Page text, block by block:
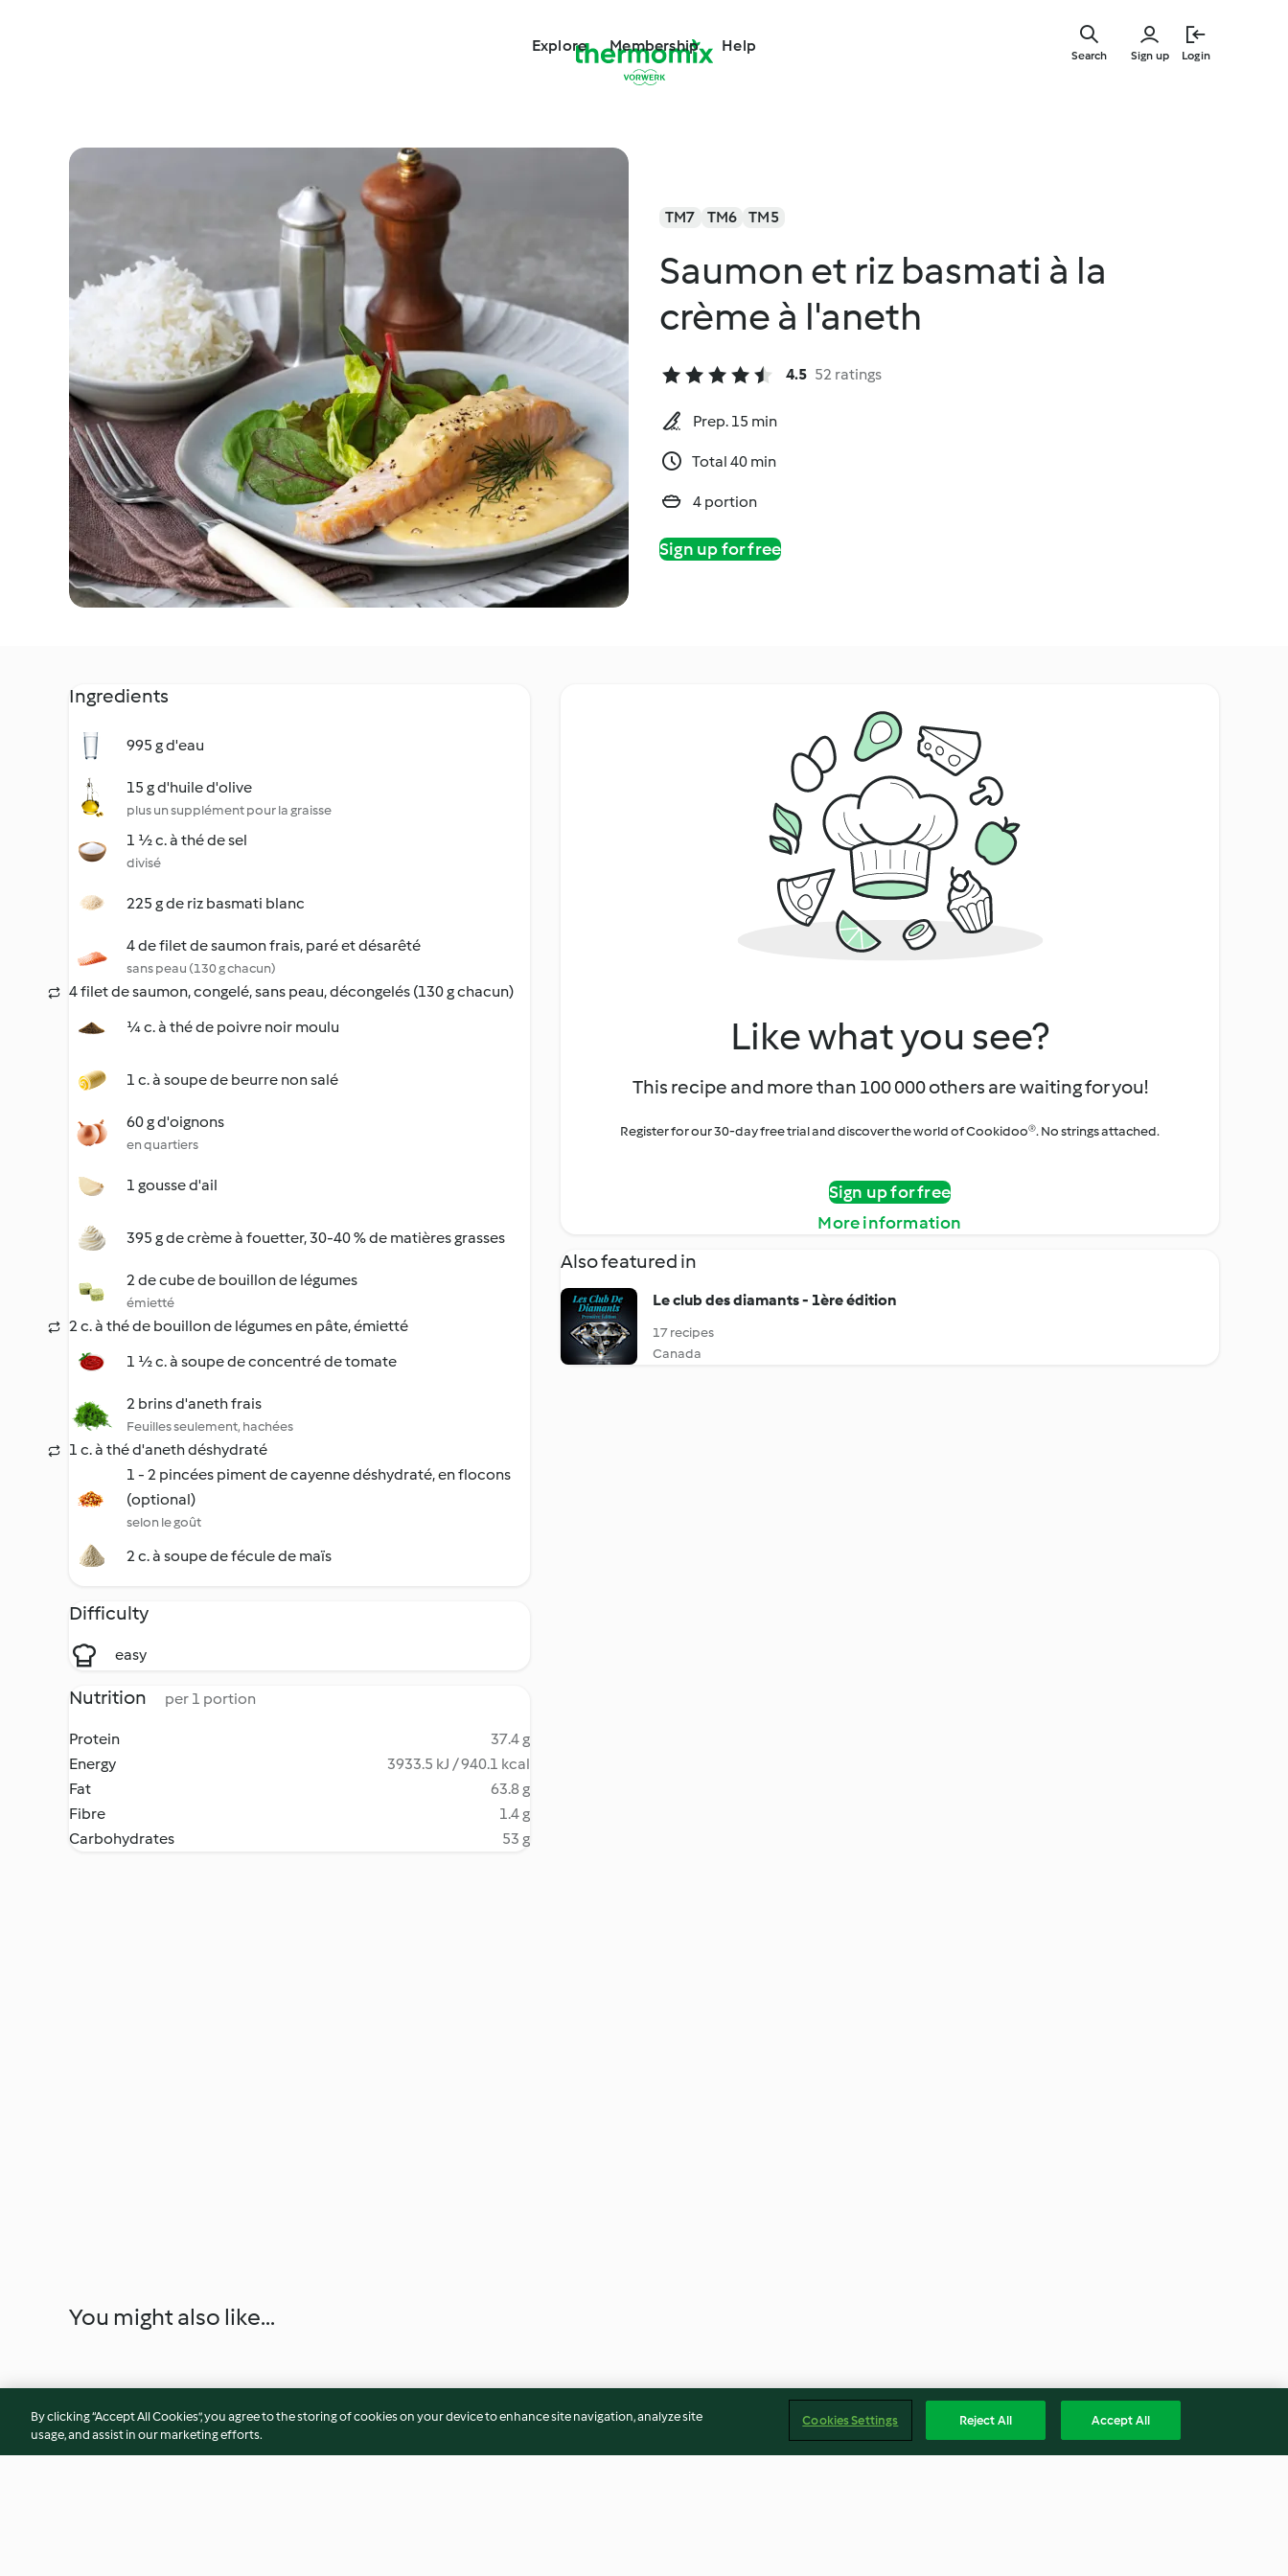
Explore Membership Help
Sign up Login
Search
TM7 TM6 TM5
Saumon et riz basmati à la
crème à l'aneth
4.5 52 ratings
Prep. 15 min
Total 40 min
4 portion
Sign up for free
Ingredients
995 g d'eau
15 g d'huile d'olive
plus un supplément pour la graisse
1 ½ c. à thé de sel
divisé
225 g de riz basmati blanc
4 de filet de saumon frais, paré et désarêté
sans peau (130 g chacun)
4 filet de saumon, congelé, sans peau, décongelés (130 g chacun)
¼ c. à thé de poivre noir moulu
1 c. à soupe de beurre non salé
60 g d'oignons
en quartiers
1 gousse d'ail
395 g de crème à fouetter, 30-40 % de matières grasses
2 de cube de bouillon de légumes
émietté
2 c. à thé de bouillon de légumes en pâte, émietté
1 ½ c. à soupe de concentré de tomate
2 brins d'aneth frais
Feuilles seulement, hachées
1 c. à thé d'aneth déshydraté
1 - 2 pincées piment de cayenne déshydraté, en flocons
(optional)
selon le goût
2 c. à soupe de fécule de maïs
Difficulty
easy
Nutrition per 1 portion
Protein
37.4 g
Energy
3933.5 kJ / 940.1 kcal
Fat
63.8 g
Fibre
1.4 g
Carbohydrates
53 g
Like what you see?
This recipe and more than 100 000 others are waiting for you!
Register for our 30-day free trial and discover the world of Cookidoo®. No strings attached.
Sign up for free
More information
Also featured in
Le club des diamants - 1ère édition
17 recipes
Canada
You might also like...
By clicking “Accept All Cookies”, you agree to the storing of cookies on your device to enhance site navigation, analyze site
usage, and assist in our marketing efforts.
Cookies Settings Reject All Accept All